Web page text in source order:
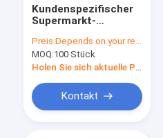
Kundenspezifischer
Supermarkt-
hölzerner Positions-
Wein-
Präsentationsständer
Preis:Depends on your requirements
MOQ:100 Stück
Holen Sie sich aktuelle Preis
Kontakt